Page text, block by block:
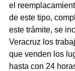
el
de este tipo,
este trámite, se
Veracruz los
que venden los
hasta con 24